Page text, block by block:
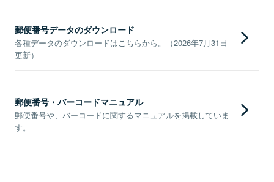
郵便番号データのダウンロード
各種データのダウンロードはこちらから。（2026年7月31日
更新）
郵便番号・バーコードマニュアル
郵便番号や、バーコードに関するマニュアルを掲載していま
す。